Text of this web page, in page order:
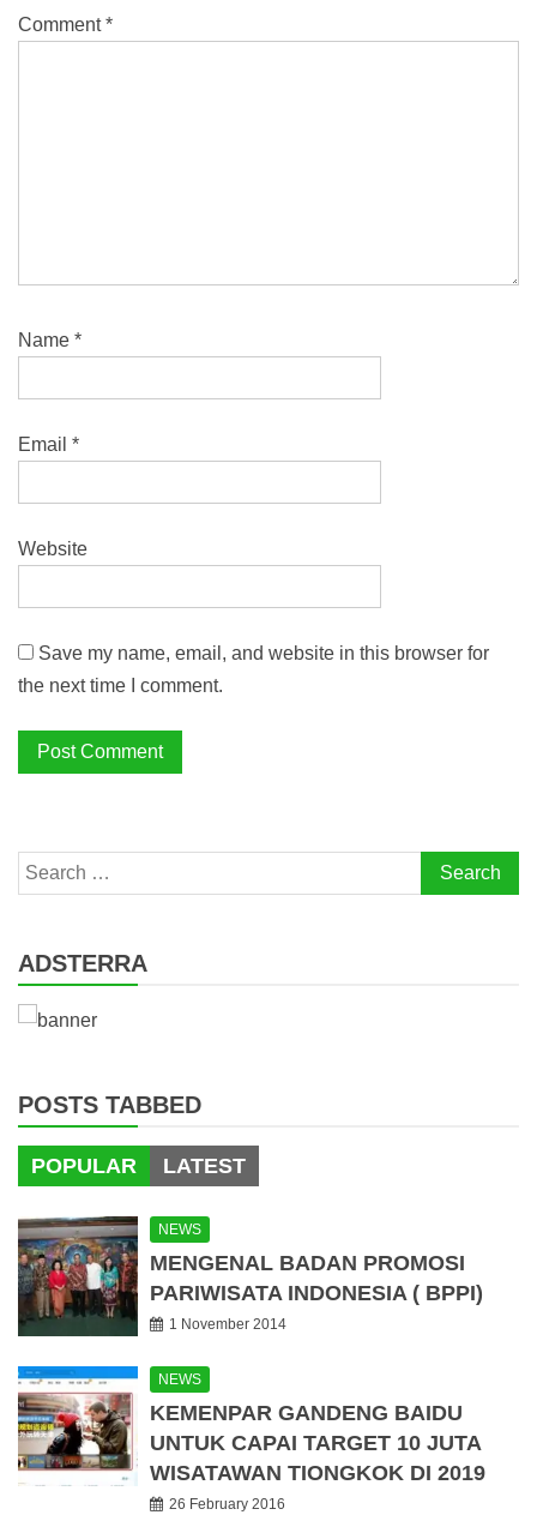
Comment*
Name *
Email *
Website
Save my name, email, and website in this browser for
the next time I comment.
Search
for:
ADSTERRA
POSTS TABBED
POPULAR LATEST
NEWS
MENGENAL BADAN PROMOSI
PARIWISATA INDONESIA ( BPPI)
1 November 2014
NEWS
KEMENPAR GANDENG BAIDU
UNTUK CAPAI TARGET 10 JUTA
WISATAWAN TIONGKOK DI 2019
26 February 2016